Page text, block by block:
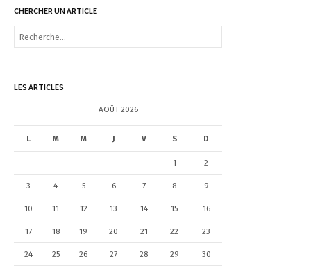
CHERCHER UN ARTICLE
R
r
e
LES ARTICLES
AOÛT 2026
L M M J V S D
1 2
3 4 5 6 7 8 9
10 11 12 13 14 15 16
17 18 19 20 21 22 23
24 25 26 27 28 29 30